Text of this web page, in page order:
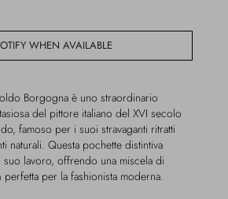
WHEN AVAILABLE
Borgogna è uno straordinario
del pittore italiano del XVI secolo
famoso per i suoi stravaganti ritratti
naturali. Questa pochette distintiva
suo lavoro, offrendo una miscela di
perfetta per la fashionista moderna.